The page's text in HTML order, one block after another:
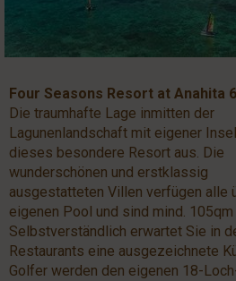
Four Seasons Resort at Anahita
Die traumhafte Lage inmitten der
Lagunenlandschaft mit eigener
dieses besondere Resort aus. Die
wunderschönen und erstklassig
ausgestatteten Villen verfügen alle
eigenen Pool und sind mind. 105qm
Selbstverständlich erwartet Sie in
Restaurants eine ausgezeichnete
Golfer werden den eigenen 18-